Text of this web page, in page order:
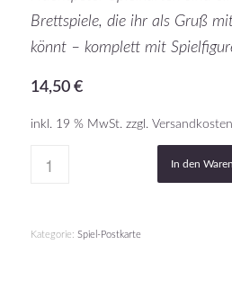
Brettspiele, die ihr als Gruß
könnt – komplett mit
14,50 €
inkl. 19 % MwSt. zzgl. Versandkosten
In den
Kategorie: Spiel-Postkarte